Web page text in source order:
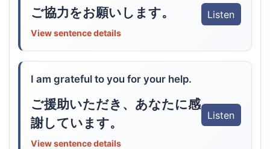
ご協力をお願いします。 Listen
View sentence details
I am grateful to you for your help.
ご援助いただき、あなたに感
謝しています。
Listen
View sentence details